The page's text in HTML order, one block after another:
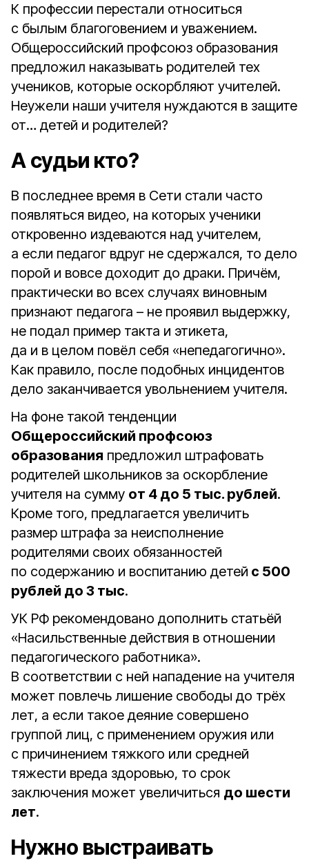
К профессии перестали относиться
с былым благоговением и уважением.
Общероссийский профсоюз образования
предложил наказывать родителей тех
учеников, которые оскорбляют учителей.
Неужели наши учителя нуждаются в защите
от… детей и родителей?
А судьи кто?
В последнее время в Сети стали часто
появляться видео, на которых ученики
откровенно издеваются над учителем,
а если педагог вдруг не сдержался, то дело
порой и вовсе доходит до драки. Причём,
практически во всех случаях виновным
признают педагога – не проявил выдержку,
не подал пример такта и этикета,
да и в целом повёл себя «непедагогично».
Как правило, после подобных инцидентов
дело заканчивается увольнением учителя.
На фоне такой тенденции
Общероссийский профсоюз
образования предложил штрафовать
родителей школьников за оскорбление
учителя на сумму от 4 до 5 тыс. рублей.
Кроме того, предлагается увеличить
размер штрафа за неисполнение
родителями своих обязанностей
по содержанию и воспитанию детей с 500
рублей до 3 тыс.
УК РФ рекомендовано дополнить статьёй
«Насильственные действия в отношении
педагогического работника».
В соответствии с ней нападение на учителя
может повлечь лишение свободы до трёх
лет, а если такое деяние совершено
группой лиц, с применением оружия или
с причинением тяжкого или средней
тяжести вреда здоровью, то срок
заключения может увеличиться до шести
лет.
Нужно выстраивать